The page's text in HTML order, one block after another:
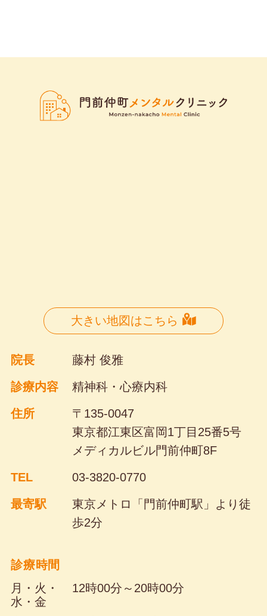
大きい地図はこちら
院長 藤村 俊雅
診療内容 精神科・心療内科
住所
〒135-0047
東京都江東区富岡1丁目25番5号
メディカルビル門前仲町8F
TEL 03-3820-0770
最寄駅 東京メトロ「門前仲町駅」より 徒
歩2分
診療時間
月・火・
水・金
12時00分～20時00分